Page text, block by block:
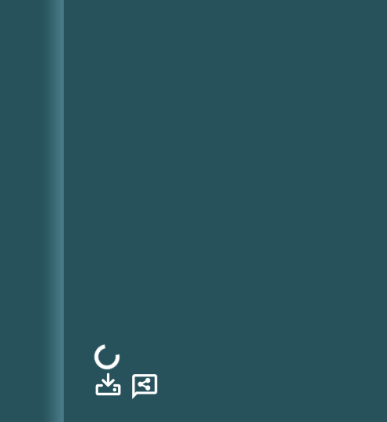
Φόρτωση...